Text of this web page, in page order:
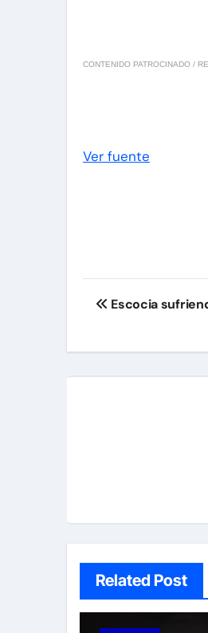
CONTENIDO PATROCINADO /
Ver fuente
entradas
Escocia
Related Post